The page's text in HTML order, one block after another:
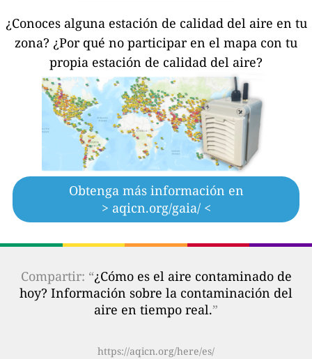
¿Conoces alguna estación de calidad del aire en tu
zona? ¿Por qué no participar en el mapa con tu
propia estación de calidad del aire?
Obtenga más información en
> aqicn.org/gaia/ <
Compartir: “¿Cómo es el aire contaminado de
hoy? Información sobre la contaminación del
aire en tiempo real.”
https://aqicn.org/here/es/